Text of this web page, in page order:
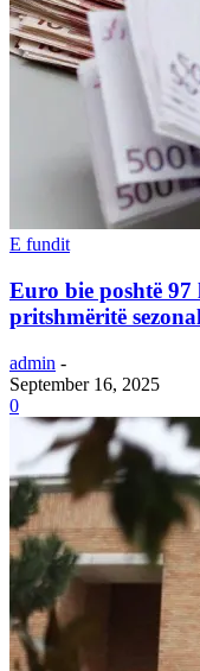
E fundit
Euro bie poshtë 97
pritshmëritë
admin -
September 16, 2025
0